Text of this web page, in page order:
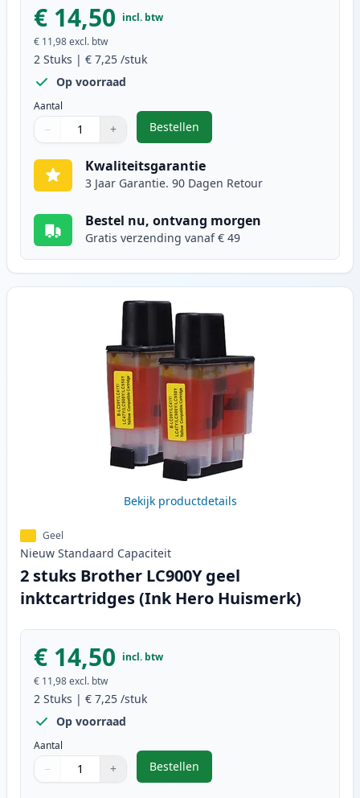
€ 14,50 incl. btw
€ 11,98excl. btw
2 Stuks | € 7,25 /stuk
Op voorraad
Aantal
Gebruik de knoppen om aan te passen
− +
1
Bestellen
,2 stuks Brother LC900M
Kwaliteitsgarantie
3 Jaar Garantie. 90 Dagen Retour
Bestel nu, ontvang morgen
Gratis verzending vanaf € 49
Bekijk productdetails
Geel
Nieuw Standaard Capaciteit
2 stuks Brother LC900Y geel
inktcartridges (Ink Hero Huismerk)
€ 14,50 incl. btw
€ 11,98excl. btw
2 Stuks | € 7,25 /stuk
Op voorraad
Aantal
Gebruik de knoppen om aan te passen
− +
1
Bestellen
,2 stuks Brother LC900Y geel